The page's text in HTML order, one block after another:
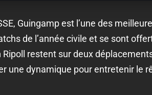
Guingamp est l’une des
de l’année civile et se sont
restent sur deux
dynamique pour entretenir le